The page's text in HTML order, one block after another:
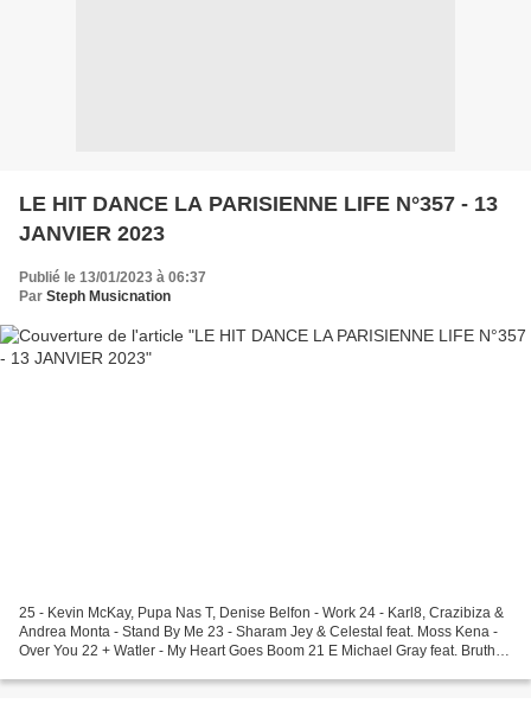
LE HIT DANCE LA PARISIENNE LIFE N°357 - 13
JANVIER 2023
Publié le 13/01/2023 à 06:37
Par Steph Musicnation
25 - Kevin McKay, Pupa Nas T, Denise Belfon - Work 24 - Karl8, Crazibiza &
Andrea Monta - Stand By Me 23 - Sharam Jey & Celestal feat. Moss Kena -
Over You 22 + Watler - My Heart Goes Boom 21 E Michael Gray feat. Brutha